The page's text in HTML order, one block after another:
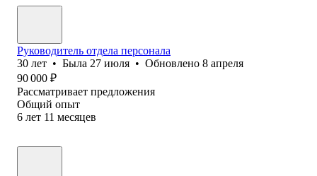
Руководитель отдела персонала
30 лет • Была 27 июля • Обновлено 8 апреля
90 000 ₽
Рассматривает предложения
Общий опыт
6 лет 11 месяцев